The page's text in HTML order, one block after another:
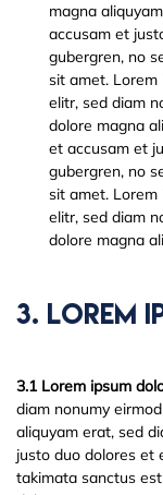
magna
accusam et
gubergren, no
sit amet. Lorem
elitr, sed diam
dolore magna
et accusam et
gubergren, no
sit amet. Lorem
elitr, sed diam
dolore magna
3. Lorem
3.1 Lorem ipsum
diam nonumy
aliquyam erat, sed
justo duo dolores et
takimata sanctus